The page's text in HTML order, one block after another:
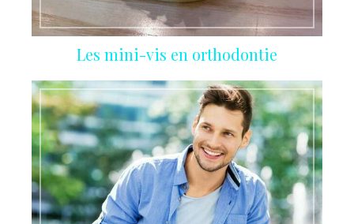
Les mini-vis en orthodontie